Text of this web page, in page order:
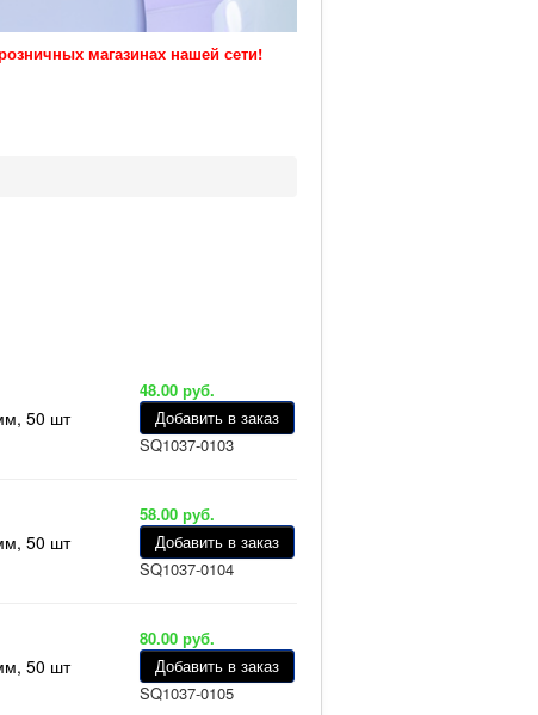
магазинах нашей сети!
50 шт
48.00 руб.
Добавить в заказ
SQ1037-0103
50 шт
58.00 руб.
Добавить в заказ
SQ1037-0104
50 шт
80.00 руб.
Добавить в заказ
SQ1037-0105